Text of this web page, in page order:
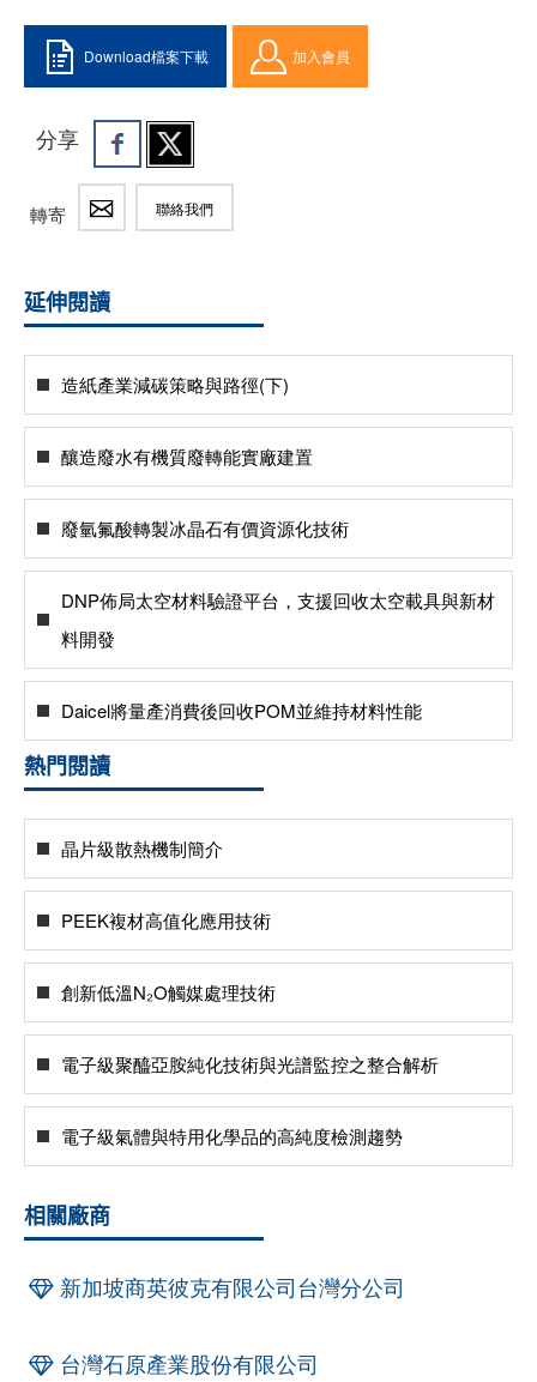
Download檔案下載 加入會員
分享
轉寄 聯絡我們
延伸閱讀
造紙產業減碳策略與路徑(下)
釀造廢水有機質廢轉能實廠建置
廢氫氟酸轉製冰晶石有價資源化技術
DNP佈局太空材料驗證平台，支援回收太空載具與新材
料開發
Daicel將量產消費後回收POM並維持材料性能
熱門閱讀
晶片級散熱機制簡介
PEEK複材高值化應用技術
創新低溫N₂O觸媒處理技術
電子級聚醯亞胺純化技術與光譜監控之整合解析
電子級氣體與特用化學品的高純度檢測趨勢
相關廠商
新加坡商英彼克有限公司台灣分公司
台灣石原產業股份有限公司